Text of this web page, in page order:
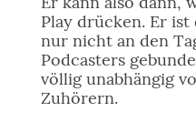
Play drücken. Er
nur nicht an den
Podcasters
völlig unabhängig
Zuhörern.